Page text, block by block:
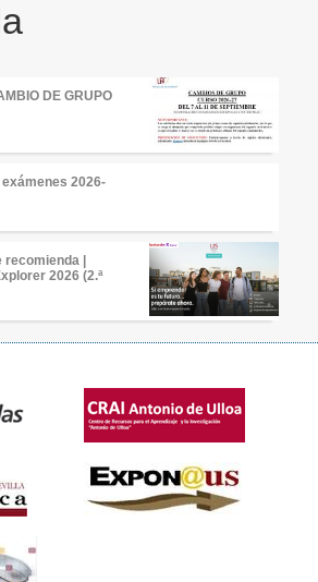
DE GRUPO
2026-
recomienda |
2026 (2.ª